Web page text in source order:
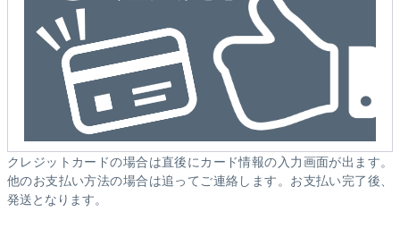
クレジットカードの場合は直後にカード情報の入力画面が出ます。
他のお支払い方法の場合は追ってご連絡します。お支払い完了後、
発送となります。